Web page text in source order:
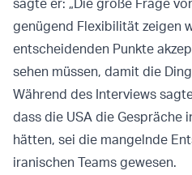
sagte er: „Die große Frage
genügend Flexibilität zeigen
entscheidenden Punkte
sehen müssen, damit die
Während des Interviews
dass die USA die Gespräche
hätten, sei die mangelnde
iranischen Teams gewesen.